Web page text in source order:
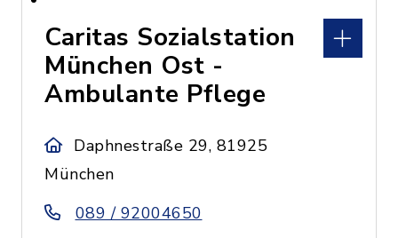
Caritas Sozialstation
München Ost -
Ambulante Pflege
Daphnestraße 29, 81925
München
089 / 92004650